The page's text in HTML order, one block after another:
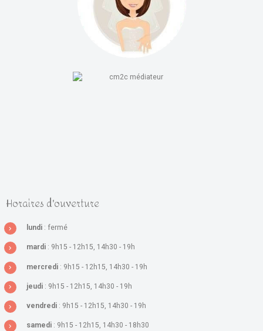
Horaires d'ouverture
lundi : fermé
mardi : 9h15 - 12h15, 14h30 - 19h
mercredi : 9h15 - 12h15, 14h30 - 19h
jeudi : 9h15 - 12h15, 14h30 - 19h
vendredi : 9h15 - 12h15, 14h30 - 19h
samedi : 9h15 - 12h15, 14h30 - 18h30